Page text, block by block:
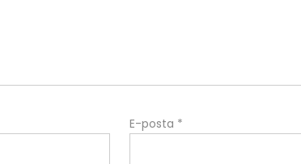
E-posta *